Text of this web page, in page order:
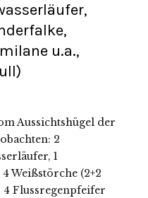
u.a.,
Aussichtshügel der
2
1
Weißstörche (2+2
4 Flussregenpfeifer